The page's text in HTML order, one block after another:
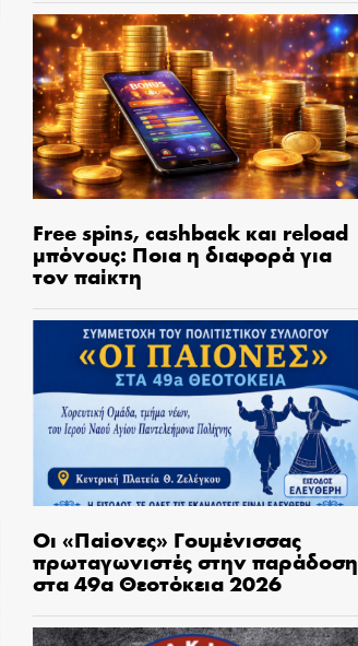
Free spins, cashback και reload
μπόνους: Ποια η διαφορά για
τον παίκτη
Οι «Παίονες» Γουμένισσας
πρωταγωνιστές στην παράδοση
στα 49α Θεοτόκεια 2026